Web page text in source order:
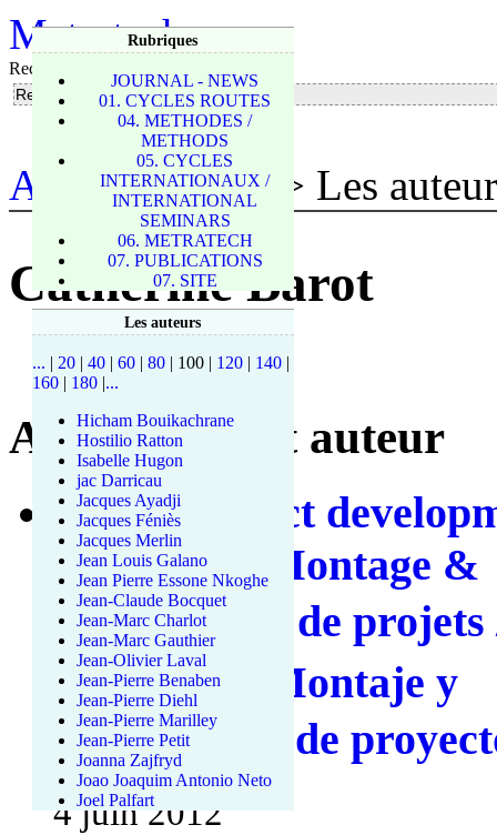
Metratech
Rechercher
Accueil du site> Les
Catherine Barot
Articles de cet auteur
2012 - Project
financing / Montage &
financement de
展和融资 / Montaje y
financiación de
4 juin 2012
Rubriques
JOURNAL - NEWS
01. CYCLES ROUTES
04. METHODES /
METHODS
05. CYCLES
INTERNATIONAUX /
INTERNATIONAL
SEMINARS
06. METRATECH
07. PUBLICATIONS
07. SITE
Les auteurs
... | 20 |40 |60 |80 | 100 | 120 | 140 |
160 | 180 |...
Hicham Bouikachrane
Hostilio Ratton
Isabelle Hugon
jac Darricau
Jacques Ayadji
Jacques Féniès
Jacques Merlin
Jean Louis Galano
Jean Pierre Essone Nkoghe
Jean-Claude Bocquet
Jean-Marc Charlot
Jean-Marc Gauthier
Jean-Olivier Laval
Jean-Pierre Benaben
Jean-Pierre Diehl
Jean-Pierre Marilley
Jean-Pierre Petit
Joanna Zajfryd
Joao Joaquim Antonio Neto
Joel Palfart